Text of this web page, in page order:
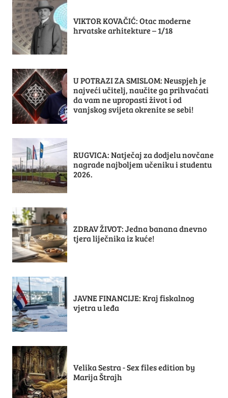
VIKTOR KOVAČIĆ: Otac moderne
hrvatske arhitekture – 1/18
U POTRAZI ZA SMISLOM: Neuspjeh je
najveći učitelj, naučite ga prihvaćati
da vam ne upropasti život i od
vanjskog svijeta okrenite se sebi!
RUGVICA: Natječaj za dodjelu novčane
nagrade najboljem učeniku i studentu
2026.
ZDRAV ŽIVOT: Jedna banana dnevno
tjera liječnika iz kuće!
JAVNE FINANCIJE: Kraj fiskalnog
vjetra u leđa
Velika Sestra - Sex files edition by
Marija Štrajh